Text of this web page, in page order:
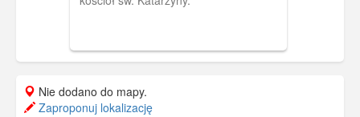
Nie dodano do mapy.
Zaproponuj lokalizację